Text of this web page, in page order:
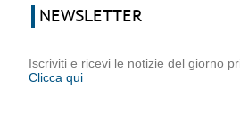
NEWSLETTER
Iscriviti e ricevi le notizie del giorno
Clicca qui